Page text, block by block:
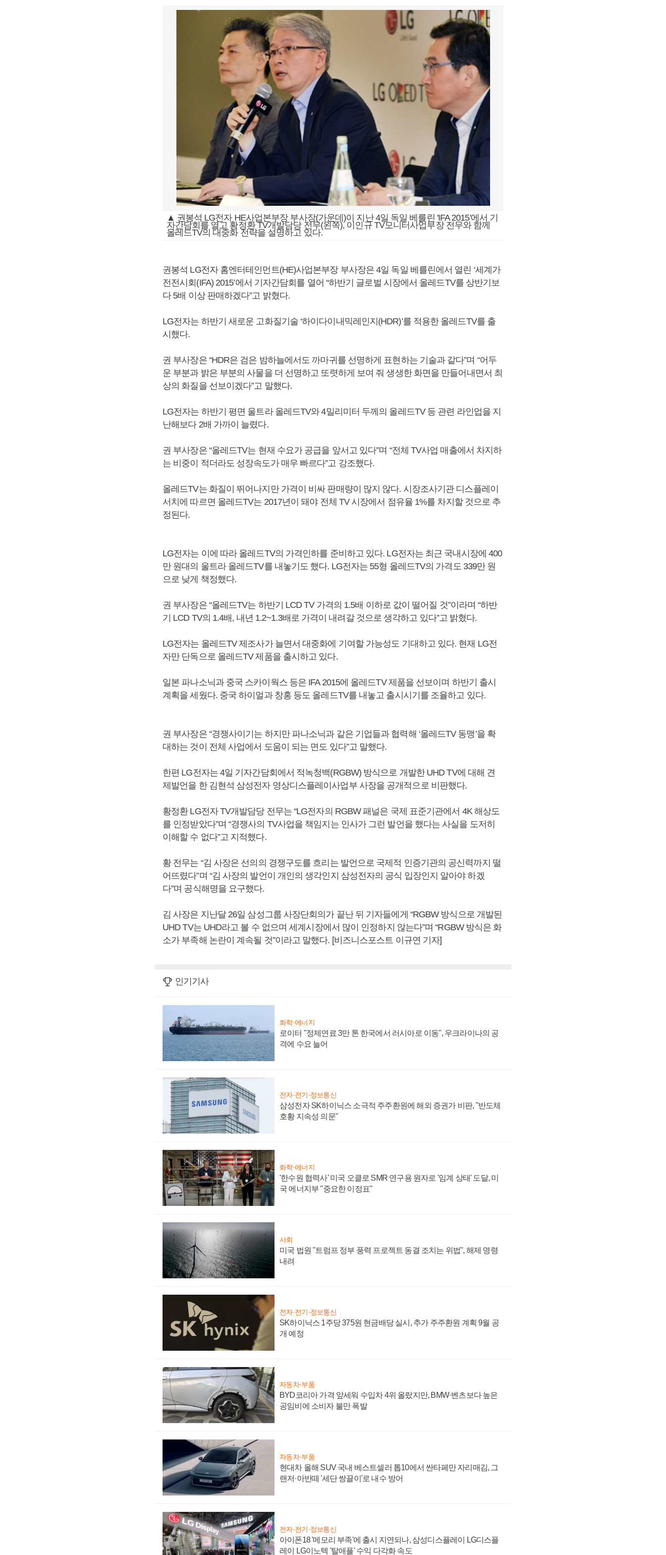
▲ 권봉석 LG전자 HE사업본부장 부사장(가운데)이 지난 4일 독일 베를린 'IFA 2015'에서 기
자간담회를 열고 황정환 TV개발담당 전무(왼쪽), 이인규 TV모니터사업부장 전무와 함께
올레드TV의 대중화 전략을 설명하고 있다.
권봉석 LG전자 홈엔터테인먼트(HE)사업본부장 부사장은 4일 독일 베를린에서 열린 ‘세계가
전전시회(IFA) 2015’에서 기자간담회를 열어 “하반기 글로벌 시장에서 올레드TV를 상반기보
다 5배 이상 판매하겠다”고 밝혔다.
LG전자는 하반기 새로운 고화질기술 ‘하이다이내믹레인지(HDR)’를 적용한 올레드TV를 출
시했다.
권 부사장은 “HDR은 검은 밤하늘에서도 까마귀를 선명하게 표현하는 기술과 같다”며 “어두
운 부분과 밝은 부분의 사물을 더 선명하고 또렷하게 보여 줘 생생한 화면을 만들어내면서 최
상의 화질을 선보이겠다”고 말했다.
LG전자는 하반기 평면 울트라 올레드TV와 4밀리미터 두께의 올레드TV 등 관련 라인업을 지
난해보다 2배 가까이 늘렸다.
권 부사장은 “올레드TV는 현재 수요가 공급을 앞서고 있다”며 “전체 TV사업 매출에서 차지하
는 비중이 적더라도 성장속도가 매우 빠르다”고 강조했다.
올레드TV는 화질이 뛰어나지만 가격이 비싸 판매량이 많지 않다. 시장조사기관 디스플레이
서치에 따르면 올레드TV는 2017년이 돼야 전체 TV 시장에서 점유율 1%를 차지할 것으로 추
정된다.
LG전자는 이에 따라 올레드TV의 가격인하를 준비하고 있다. LG전자는 최근 국내시장에 400
만 원대의 울트라 올레드TV를 내놓기도 했다. LG전자는 55형 올레드TV의 가격도 339만 원
으로 낮게 책정했다.
권 부사장은 “올레드TV는 하반기 LCD TV 가격의 1.5배 이하로 값이 떨어질 것”이라며 “하반
기 LCD TV의 1.4배, 내년 1.2~1.3배로 가격이 내려갈 것으로 생각하고 있다”고 밝혔다.
LG전자는 올레드TV 제조사가 늘면서 대중화에 기여할 가능성도 기대하고 있다. 현재 LG전
자만 단독으로 올레드TV 제품을 출시하고 있다.
일본 파나소닉과 중국 스카이웍스 등은 IFA 2015에 올레드TV 제품을 선보이며 하반기 출시
계획을 세웠다. 중국 하이얼과 창홍 등도 올레드TV를 내놓고 출시시기를 조율하고 있다.
권 부사장은 “경쟁사이기는 하지만 파나소닉과 같은 기업들과 협력해 ‘올레드TV 동맹’을 확
대하는 것이 전체 사업에서 도움이 되는 면도 있다”고 말했다.
한편 LG전자는 4일 기자간담회에서 적녹청백(RGBW) 방식으로 개발한 UHD TV에 대해 견
제발언을 한 김현석 삼성전자 영상디스플레이사업부 사장을 공개적으로 비판했다.
황정환 LG전자 TV개발담당 전무는 “LG전자의 RGBW 패널은 국제 표준기관에서 4K 해상도
를 인정받았다”며 “경쟁사의 TV사업을 책임지는 인사가 그런 발언을 했다는 사실을 도저히
이해할 수 없다”고 지적했다.
황 전무는 “김 사장은 선의의 경쟁구도를 흐리는 발언으로 국제적 인증기관의 공신력까지 떨
어뜨렸다”며 “김 사장의 발언이 개인의 생각인지 삼성전자의 공식 입장인지 알아야 하겠
다”며 공식해명을 요구했다.
김 사장은 지난달 26일 삼성그룹 사장단회의가 끝난 뒤 기자들에게 “RGBW 방식으로 개발된
UHD TV는 UHD라고 볼 수 없으며 세계시장에서 많이 인정하지 않는다”며 “RGBW 방식은 화
소가 부족해 논란이 계속될 것”이라고 말했다. [비즈니스포스트 이규연 기자]
인기기사
화학·에너지
로이터 "정제연료 3만 톤 한국에서 러시아로 이동", 우크라이나의 공
격에 수요 늘어
전자·전기·정보통신
삼성전자 SK하이닉스 소극적 주주환원에 해외 증권가 비판, "반도체
호황 지속성 의문"
화학·에너지
'한수원 협력사' 미국 오클로 SMR 연구용 원자로 '임계 상태' 도달, 미
국 에너지부 "중요한 이정표"
사회
미국 법원 "트럼프 정부 풍력 프로젝트 동결 조치는 위법", 해제 명령
내려
전자·전기·정보통신
SK하이닉스 1주당 375원 현금배당 실시, 추가 주주환원 계획 9월 공
개 예정
자동차·부품
BYD코리아 가격 앞세워 수입차 4위 올랐지만, BMW·벤츠보다 높은
공임비에 소비자 불만 폭발
자동차·부품
현대차 올해 SUV 국내 베스트셀러 톱10에서 싼타페만 자리매김, 그
랜저·아반떼 '세단 쌍끌이'로 내수 방어
전자·전기·정보통신
아이폰18 '메모리 부족'에 출시 지연되나, 삼성디스플레이 LG디스플
레이 LG이노텍 '탈애플' 수익 다각화 속도